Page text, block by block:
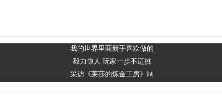
我的世界里面新手喜欢做的
毅力惊人 玩家一步不迈挑
采访《莱莎的炼金工房》制